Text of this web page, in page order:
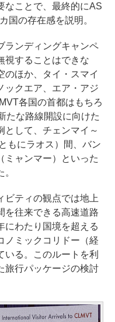
なことで、最終的にAS
国の存在感を説明。
ンディングキャンペ
視することはできな
のほか、タイ・スマイ
ックエア、エア・アジ
各国の首都はもちろ
たな路線開設に向けた
として、チェンマイ～
もにラオス）間、バン
ミャンマー）といった
ティの観点では地上
を往来できる高速道路
にわたり国境を超える
ノミックコリドー（経
いる。このルートを利
旅行パッケージの検討